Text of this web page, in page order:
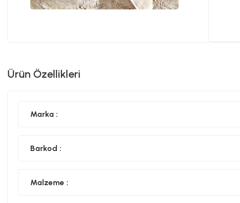
Ürün Özellikleri
Marka :
Barkod :
Malzeme :